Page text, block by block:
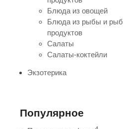
Блюда из овощей
Блюда из рыбы и
продуктов
Салаты
Салаты-коктейли
Экзотерика
Популярное